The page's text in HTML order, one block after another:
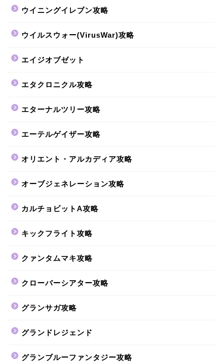
ウイニングイレブン攻略
ウイルスウォー(VirusWar)攻略
エイジオブゼット
エタクロニクル攻略
エターナルツリー攻略
エーテルゲイザー攻略
オリエント・アルカディア攻略
オーブジェネレーション攻略
カルチョビットA攻略
キックフライト攻略
クァンタムマキ攻略
クローバーシアター攻略
グランサガ攻略
グランドレジェンド
グランブルーファンタジー攻略